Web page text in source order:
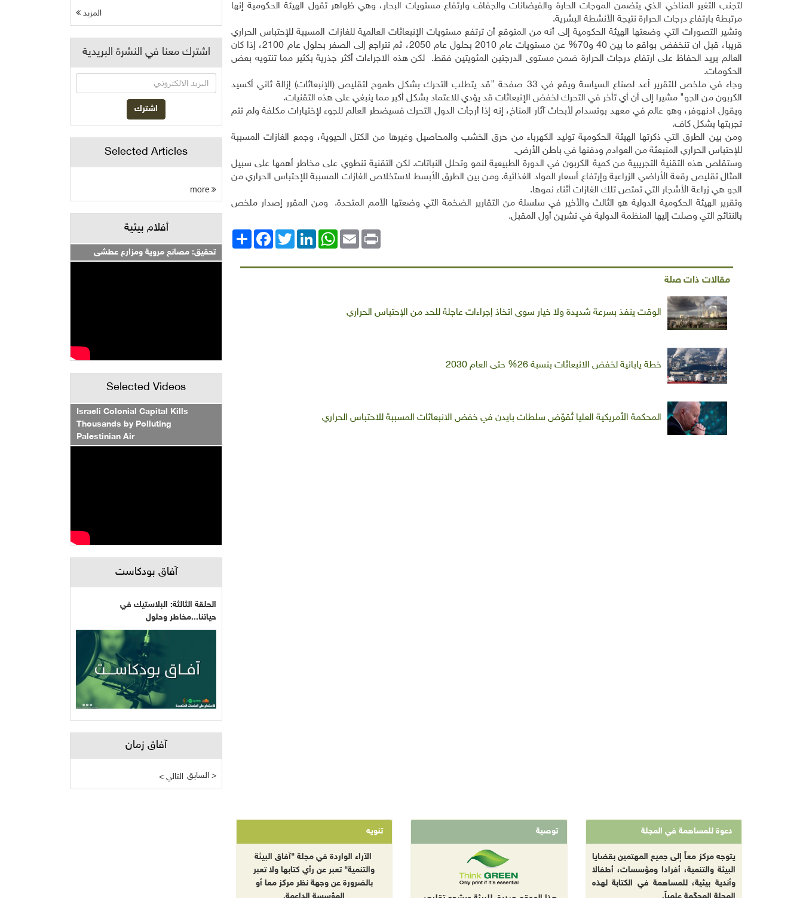
لتجنب التغير المناخي الذي يتضمن الموجات الحارة والفيضانات والجفاف وارتفاع مستويات البحار، وهي ظواهر تقول الهيئة الحكومية إنها
مرتبطة بارتفاع درجات الحرارة نتيجة الأنشطة البشرية.
وتشير التصورات التي وضعتها الهيئة الحكومية إلى أنه من المتوقع أن ترتفع مستويات الإنبعاثات العالمية للغازات المسببة للإحتباس الحراري
قريبا، قبل ان تنخفض بواقع ما بين 40 و70% عن مستويات عام 2010 بحلول عام 2050، ثم تتراجع إلى الصفر بحلول عام 2100، إذا كان
العالم يريد الحفاظ على ارتفاع درجات الحرارة ضمن مستوى الدرجتين المئويتين فقط. لكن هذه الاجراءات أكثر جذرية بكثير مما تنتويه بعض
الحكومات.
وجاء في ملخص للتقرير اُعد لصناع السياسة ويقع في 33 صفحة "قد يتطلب التحرك بشكل طموح لتقليص (الإنبعاثات) إزالة ثاني أكسيد
الكربون من الجو" مشيرا إلى أن أي تأخر في التحرك لخفض الإنبعاثات قد يؤدي للاعتماد بشكل أكبر مما ينبغي على هذه التقنيات.
ويقول ادنهوفر، وهو عالم في معهد بوتسدام لأبحاث آثار المناخ، إنه إذا أرجأت الدول التحرك فسيضطر العالم للجوء لإختيارات مكلفة ولم تتم
تجربتها بشكل كاف.
ومن بين الطرق التي ذكرتها الهيئة الحكومية توليد الكهرباء من حرق الخشب والمحاصيل وغيرها من الكتل الحيوية، وجمع الغازات المسببة
للإحتباس الحراري المنبعثة من العوادم ودفنها في باطن الأرض.
وستقلص هذه التقنية التجريبية من كمية الكربون في الدورة الطبيعية لنمو وتحلل النباتات. لكن التقنية تنطوي على مخاطر أهمها على سبيل
المثال تقليص رقعة الأراضي الزراعية وإرتفاع أسعار المواد الغذائية. ومن بين الطرق الأبسط لاستخلاص الغازات المسببة للإحتباس الحراري من
الجو هي زراعة الأشجار التي تمتص تلك الغازات أثناء نموها.
وتقرير الهيئة الحكومية الدولية هو الثالث والأخير في سلسلة من التقارير الضخمة التي وضعتها الأمم المتحدة. ومن المقرر إصدار ملخص
بالنتائج التي وصلت إليها المنظمة الدولية في تشرين أول المقبل.
انشر
FacebookTwitterLinkedIn
WhatsAppEmail Print
مقالات ذات صلة
الوقت ينفذ بسرعة شديدة ولا خيار سوى اتخاذ إجراءات عاجلة للحد من الإحتباس الحراري
خطة يابانية لخفض الانبعاثات بنسبة 26% حتى العام 2030
المحكمة الأمريكية العليا تُقوّض سلطات بايدن في خفض الانبعاثات المسببة للاحتباس الحراري
المزيد
اشترك معنا في النشرة البريدية
Selected Articles
أفلام بيئية
تحقيق: مصانع مروية ومزارع عطشى
Selected Videos
Israeli Colonial Capital Kills
Thousands by Polluting
Palestinian Air
آفاق بودكاست
الحلقة الثالثة: البلاستيك في
حياتنا...مخاطر وحلول
آفاق زمان
< التالي السابق >
دعوة للمساهمة في المجلة
يتوجه مركز معاً إلى جميع المهتمين بقضايا
البيئة والتنمية، أفرادا ومؤسسات، أطفالا
وأندية بيئية، للمساهمة في الكتابة لهذه
توصية تنويه
الآراء الواردة في مجلة "آفاق البيئة
والتنمية" تعبر عن رأي كتابها ولا تعبر
بالضرورة عن وجهة نظر مركز معا أو